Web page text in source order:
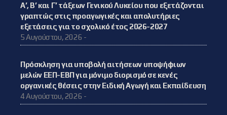
Α’, Β’ και Γ’ τάξεων Γενικού Λυκείου που εξετάζονται
γραπτώς στις προαγωγικές και απολυτήριες
εξετάσεις για το σχολικό έτος 2026-2027
5 Αυγούστου, 2026 -
Πρόσκληση για υποβολή αιτήσεων υποψήφιων
μελών ΕΕΠ-ΕΒΠ για μόνιμο διορισμό σε κενές
οργανικές θέσεις στην Ειδική Αγωγή και Εκπαίδευση
4 Αυγούστου, 2026 -